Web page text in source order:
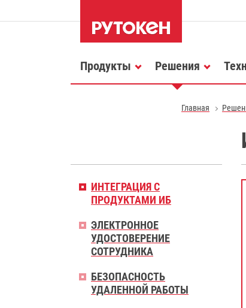
Продукты Решения
Главная
ИНТЕГРАЦИЯ С
ПРОДУКТАМИ ИБ
ЭЛЕКТРОННОЕ
УДОСТОВЕРЕНИЕ
СОТРУДНИКА
БЕЗОПАСНОСТЬ
УДАЛЕННОЙ РАБОТЫ